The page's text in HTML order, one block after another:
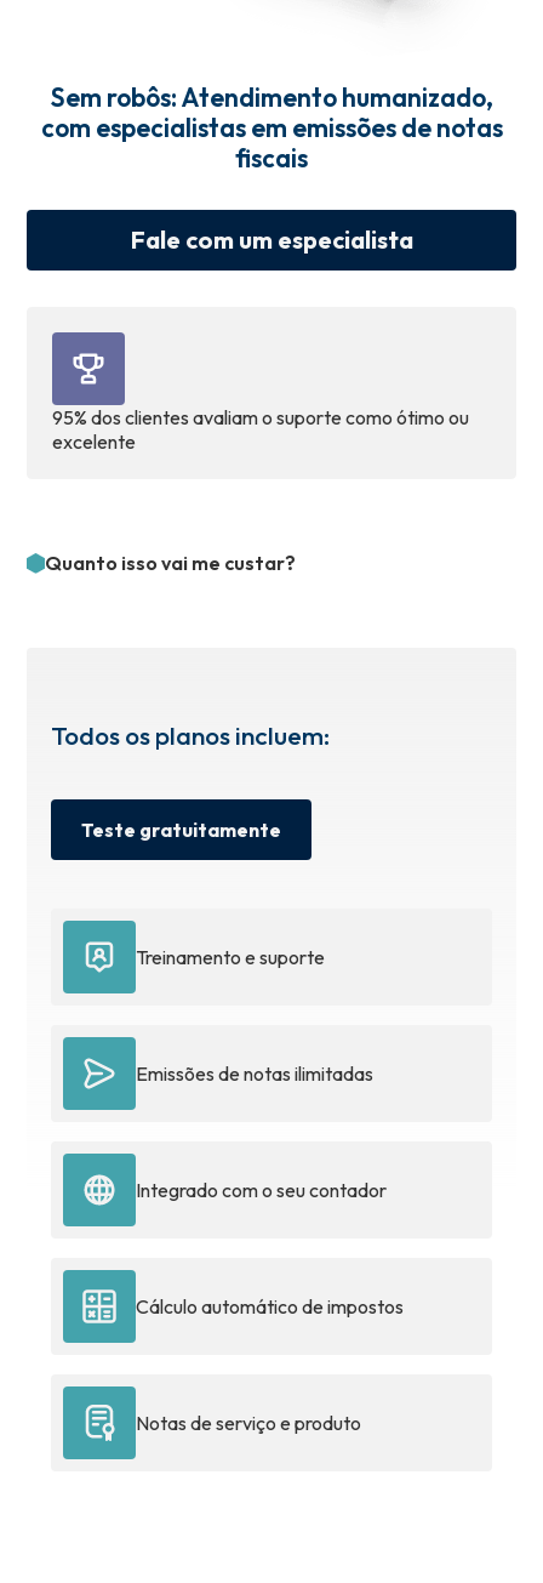
Sem robôs: Atendimento humanizado,
com especialistas em emissões de notas
fiscais
Fale com um especialista
95% dos clientes avaliam o suporte como ótimo ou
excelente
Quanto isso vai me custar?
Todos os planos incluem:
Teste gratuitamente
Treinamento e suporte
Emissões de notas ilimitadas
Integrado com o seu contador
Cálculo automático de impostos
Notas de serviço e produto